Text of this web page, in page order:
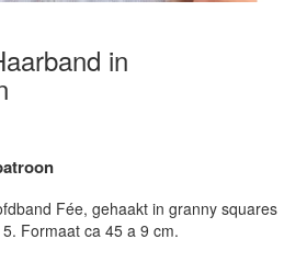
in
Fée, gehaakt in granny squares
Formaat ca 45 a 9 cm.